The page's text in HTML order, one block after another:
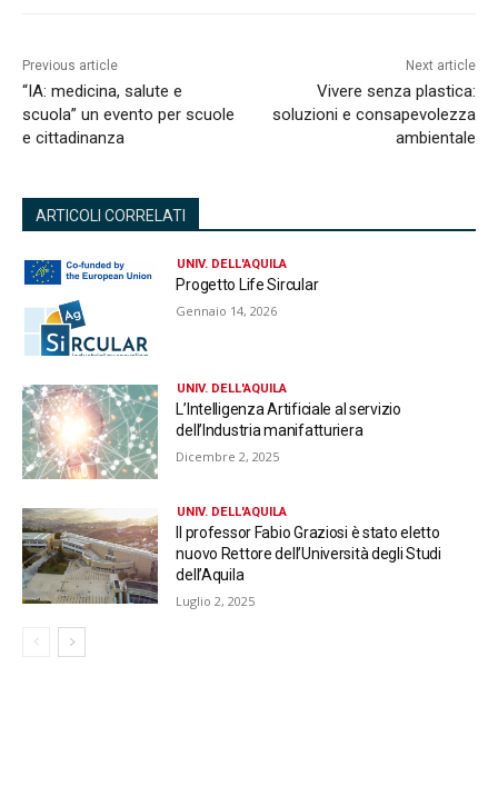
Previous article
“IA: medicina, salute e
scuola” un evento per scuole
e cittadinanza
Next article
Vivere senza plastica:
soluzioni e consapevolezza
ambientale
ARTICOLI CORRELATI
UNIV. DELL'AQUILA
Progetto Life Sircular
Gennaio 14, 2026
UNIV. DELL'AQUILA
L’Intelligenza Artificiale al servizio
dell’Industria manifatturiera
Dicembre 2, 2025
UNIV. DELL'AQUILA
Il professor Fabio Graziosi è stato eletto
nuovo Rettore dell’Università degli Studi
dell’Aquila
Luglio 2, 2025